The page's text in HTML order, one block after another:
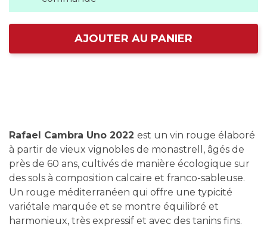
AJOUTER AU PANIER
Rafael Cambra Uno 2022 est un vin rouge élaboré
à partir de vieux vignobles de monastrell, âgés de
près de 60 ans, cultivés de manière écologique sur
des sols à composition calcaire et franco-sableuse.
Un rouge méditerranéen qui offre une typicité
variétale marquée et se montre équilibré et
harmonieux, très expressif et avec des tanins fins.